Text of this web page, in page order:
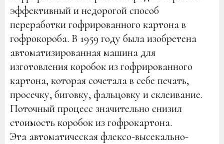
эффективный и недорогой способ
переработки гофрированного картона в
гофрокороба. В 1959 году была изобретена
автоматизированная машина для
изготовления коробок из гофрированного
картона, которая сочетала в себе печать,
просечку, биговку, фальцовку и склеивание.
Поточный процесс значительно снизил
стоимость коробок из гофрокартона.
Эта автоматическая флексо-высекально-